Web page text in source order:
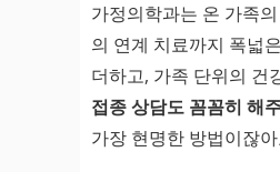
가정의학과는 온 가족
의 연계 치료까지 폭넓
더하고, 가족 단위의 건
접종 상담도 꼼꼼히 해
가장 현명한 방법이잖아